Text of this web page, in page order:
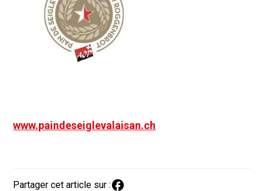
www.paindeseiglevalaisan.ch
Partager cet article sur :